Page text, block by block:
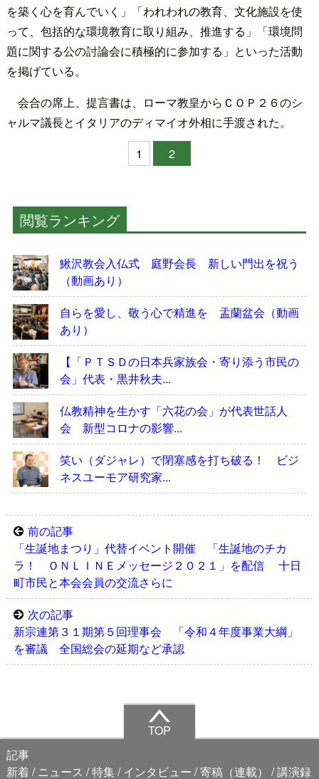
を築く心を育んでいく」「われわれの教育、文化施設を使
って、包括的な環境教育に取り組み、推進する」「環境問
題に関する公の討論会に積極的に参加する」といった活動
を掲げている。
会合の席上、提言書は、ローマ教皇からＣＯＰ２６のシ
ャルマ議長とイタリアのディマイオ外相に手渡された。
1
2
閲覧ランキング
鰍沢教会入仏式 庭野会長 新しい門出を祝う
（動画あり）
自らを愛し、敬う心で精進を 盂蘭盆会（動画
あり）
【「ＰＴＳＤの日本兵家族会・寄り添う市民の
会」代表・黒井秋夫...
仏教精神を生かす「六花の会」が代表世話人
会 新型コロナの影響...
笑い（ダジャレ）で閉塞感を打ち破る！ ビジ
ネスユーモア研究家...
前の記事
「生誕地まつり」代替イベント開催 「生誕地のチカ
ラ！ ＯＮＬＩＮＥメッセージ２０２１」を配信 十日
町市民と本会会員の交流さらに
次の記事
新宗連第３１期第５回理事会 「令和４年度事業大綱」
を審議 全国総会の延期など承認
TOP
記事
新着
ニュース 特集 インタビュー 寄稿（連載） 講演録